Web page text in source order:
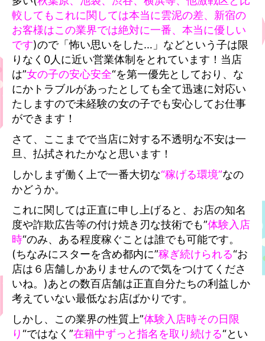
較してもこれに関しては本当に雲泥の差、新宿の
お客様はこの業界では絶対に一番、本当に優しい
です)ので「怖い思いをした…」などという子は限
りなく0人に近い営業体制をとれています！当店
は”女の子の安心安全“を第一優先としており、な
にかトラブルがあったとしても全て迅速に対応い
たしますので未経験の女の子でも安心してお仕事
ができます！
さて、ここまでで当店に対する不透明な不安は一
旦、払拭されたかなと思います！
しかしまず働く上で一番大切な“稼げる環境”なの
かどうか。
これに関しては正直に申し上げると、お店の知名
度や詐欺広告等の付け焼き刃な技術でも”体験入店
時“のみ、ある程度稼ぐことは誰でも可能です。
(ちなみにスターを含め都内に”稼ぎ続けられる“お
店は６店舗しかありませんので気をつけてくださ
いね。)あとの数百店舗は正直自分たちの利益しか
考えていない最低なお店ばかりです。
しかし、この業界の性質上”体験入店時その日限
り“ではなく”在籍中ずっと指名を取り続ける“とい